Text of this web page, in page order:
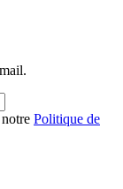
Politique de